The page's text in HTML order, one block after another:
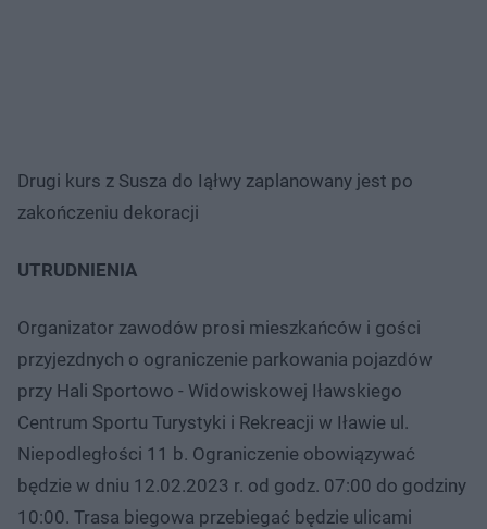
Drugi kurs z Susza do Iąłwy zaplanowany jest po
zakończeniu dekoracji
UTRUDNIENIA
Organizator zawodów prosi mieszkańców i gości
przyjezdnych o ograniczenie parkowania pojazdów
przy Hali Sportowo - Widowiskowej Iławskiego
Centrum Sportu Turystyki i Rekreacji w Iławie ul.
Niepodległości 11 b. Ograniczenie obowiązywać
będzie w dniu 12.02.2023 r. od godz. 07:00 do godziny
10:00. Trasa biegowa przebiegać będzie ulicami